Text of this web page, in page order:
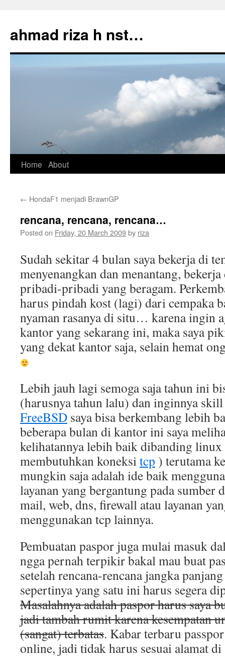
content
ahmad riza h nst…
Home About
← HondaF1 menjadi BrawnGP
rencana, rencana, rencana…
Posted on Friday, 20 March 2009by riza
Sudah sekitar 4 bulan saya bekerja di
menyenangkan dan menantang,
pribadi-pribadi yang beragam.
harus pindah kost (lagi) dari cempaka
nyaman rasanya di situ… karena ingin
kantor yang sekarang ini, maka saya
yang dekat kantor saja, selain hemat
Lebih jauh lagi semoga saja tahun ini
(harusnya tahun lalu) dan inginnya skill
FreeBSD saya bisa berkembang lebih
beberapa bulan di kantor ini saya
kelihatannya lebih baik dibanding linux
membutuhkan koneksitcp ) terutama
mungkin saja adalah ide baik
layanan yang bergantung pada sumber
mail, web, dns, firewall atau layanan
menggunakan tcp lainnya.
Pembuatan paspor juga mulai masuk
ngga pernah terpikir bakal mau buat
setelah rencana-rencana jangka
sepertinya yang satu ini harus segera
Masalahnya adalah paspor harus saya
jadi tambah rumit karena kesempatan
(sangat) terbatas. Kabar terbaru
online, jadi tidak harus sesuai alamat di